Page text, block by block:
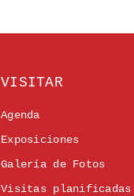
VISITAR
Agenda
Exposiciones
Galería de Fotos
Visitas planificadas